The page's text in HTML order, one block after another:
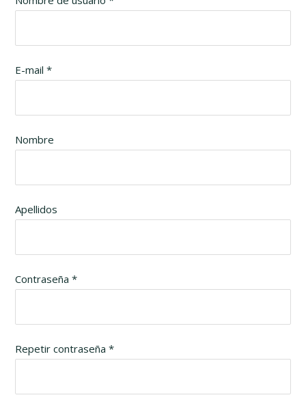
E-mail *
Nombre
Apellidos
Contraseña *
Repetir contraseña *